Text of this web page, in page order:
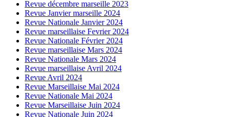
Revue décembre marseille 2023
Revue Janvier marseille 2024
Revue Nationale Janvier 2024
Revue marseillaise Fevrier 2024
Revue Nationale Février 2024
Revue marseillaise Mars 2024
Revue Nationale Mars 2024
Revue marseillaise Avril 2024
Revue Avril 2024
Revue Marseillaise Mai 2024
Revue Nationale Mai 2024
Revue Marseillaise Juin 2024
Revue Nationale Juin 2024